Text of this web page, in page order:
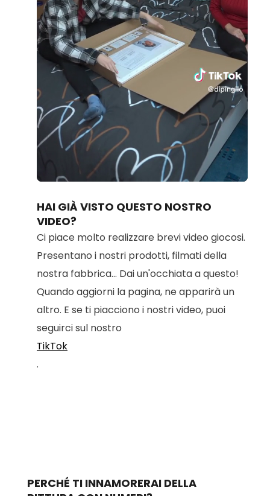
Unmute Loaded
HAI GIÀ VISTO QUESTO NOSTRO
VIDEO?
Ci piace molto realizzare brevi video giocosi.
Presentano i nostri prodotti, filmati della
nostra fabbrica... Dai un'occhiata a questo!
Quando aggiorni la pagina, ne apparirà un
altro. E se ti piacciono i nostri video, puoi
seguirci sul nostro
TikTok
.
PERCHÉ TI INNAMORERAI DELLA